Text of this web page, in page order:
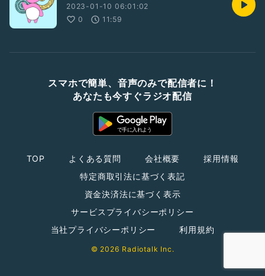
2023-01-10 06:01:02
0
11:59
スマホで簡単、音声のみで配信者に！
あなたも今すぐラジオ配信
TOP よくある質問 会社概要
採用情報
特定商取引法に基づく表記
資金決済法に基づく表示
サービスプライバシーポリシー
当社プライバシーポリシー
利用規約
© 2026 Radiotalk Inc.